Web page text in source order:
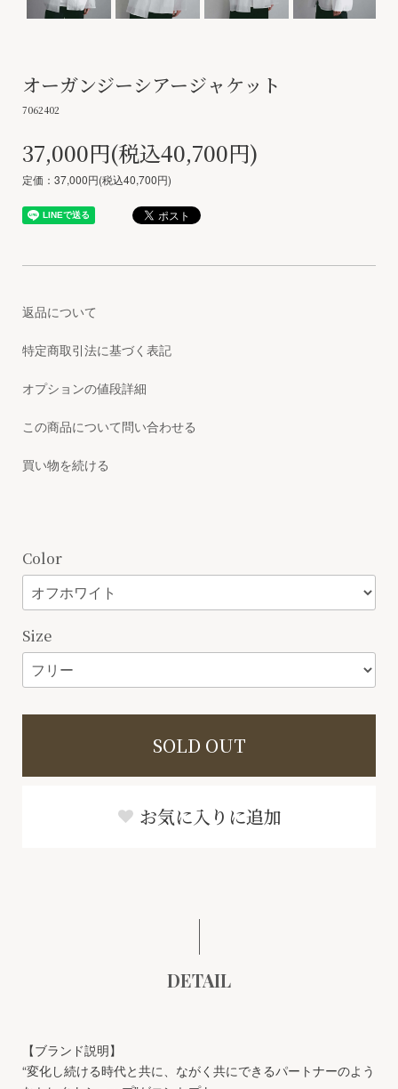
オーガンジーシアージャケット
7062402
37,000円(税込40,700円)
定価：37,000円(税込40,700円)
返品について
特定商取引法に基づく表記
オプションの値段詳細
この商品について問い合わせる
買い物を続ける
Color
Size
SOLD OUT
お気に入りに追加
DETAIL
【ブランド説明】
“変化し続ける時代と共に、ながく共にできるパートナーのよう